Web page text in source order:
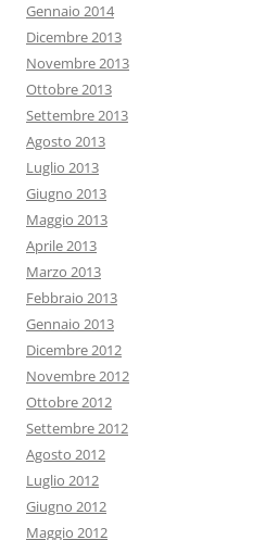
Gennaio 2014
Dicembre 2013
Novembre 2013
Ottobre 2013
Settembre 2013
Agosto 2013
Luglio 2013
Giugno 2013
Maggio 2013
Aprile 2013
Marzo 2013
Febbraio 2013
Gennaio 2013
Dicembre 2012
Novembre 2012
Ottobre 2012
Settembre 2012
Agosto 2012
Luglio 2012
Giugno 2012
Maggio 2012